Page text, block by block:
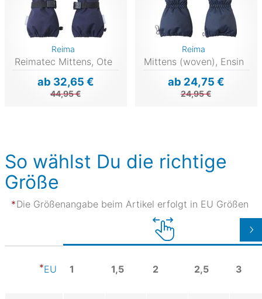
Reima
Reimatec Mittens, Ote
ab 32,65 €
44,95 €
Reima
Mittens (woven), Ensin
ab 24,75 €
24,95 €
So wählst Du die richtige
Größe
Die Größenangabe beim Artikel erfolgt in EU Größen
EU 1 1,5 2 2,5 3